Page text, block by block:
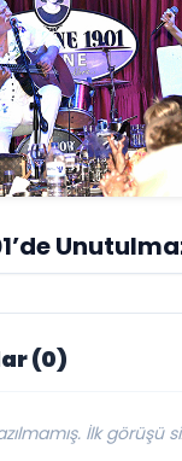
(0)
İlk görüşü